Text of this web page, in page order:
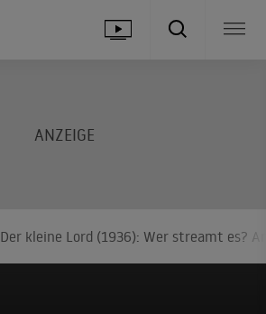
Der kleine Lord (1936): Wer streamt es?